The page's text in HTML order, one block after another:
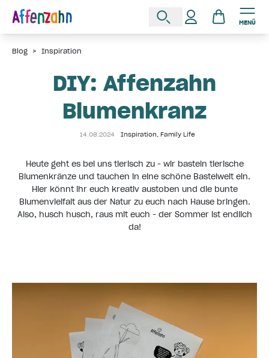
MENÜ
Blog > Inspiration
DIY: Affenzahn
Blumenkranz
14.08.2024 Inspiration, Family Life
Heute geht es bei uns tierisch zu - wir basteln tierische
Blumenkränze und tauchen in eine schöne Bastelwelt ein.
Hier könnt ihr euch kreativ austoben und die bunte
Blumenvielfalt aus der Natur zu euch nach Hause bringen.
Also, husch husch, raus mit euch - der Sommer ist endlich
da!